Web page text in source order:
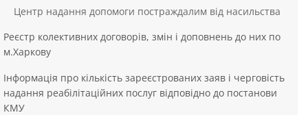
Центр надання допомоги постраждалим від насильства
Реєстр колективних договорів, змін і доповнень до них по
м.Харкову
Інформація про кількість зареєстрованих заяв і черговість
надання реабілітаційних послуг відповідно до постанови
КМУ